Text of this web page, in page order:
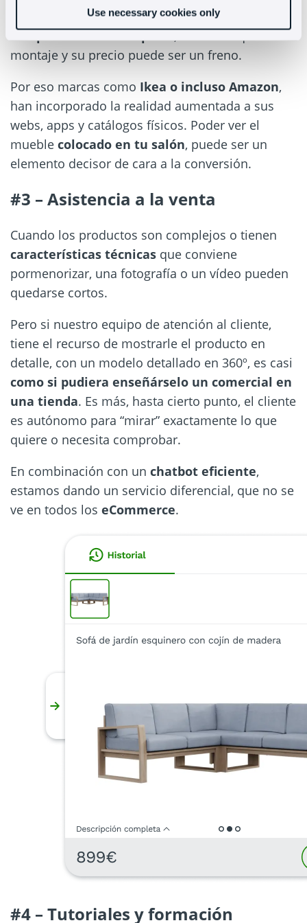
Use necessary cookies only
en el rincón que tenemos asignado en casa, son
complicados de manipular, a veces requieren
montaje y su precio puede ser un freno.
Por eso marcas como Ikea o incluso Amazon,
han incorporado la realidad aumentada a sus
webs, apps y catálogos físicos. Poder ver el
mueble colocado en tu salón, puede ser un
elemento decisor de cara a la conversión.
#3 – Asistencia a la venta
Cuando los productos son complejos o tienen
características técnicas que conviene
pormenorizar, una fotografía o un vídeo pueden
quedarse cortos.
Pero si nuestro equipo de atención al cliente,
tiene el recurso de mostrarle el producto en
detalle, con un modelo detallado en 360º, es casi
como si pudiera enseñárselo un comercial en
una tienda. Es más, hasta cierto punto, el cliente
es autónomo para “mirar” exactamente lo que
quiere o necesita comprobar.
En combinación con un chatbot eficiente,
estamos dando un servicio diferencial, que no se
ve en todos los eCommerce.
#4 – Tutoriales y formación